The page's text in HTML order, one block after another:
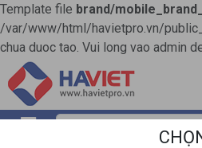
Template file brand/
/var/www/html/havietpro.vn/
chua duoc tao. Vui long vao admin